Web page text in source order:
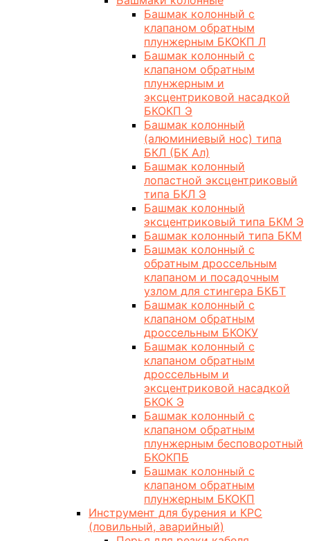
Башмак колонный с
клапаном обратным
плунжерным БКОКП Л
Башмак колонный с
клапаном обратным
плунжерным и
эксцентриковой насадкой
БКОКП Э
Башмак колонный
(алюминиевый нос) типа
БКЛ (БК Ал)
Башмак колонный
лопастной эксцентриковый
типа БКЛ Э
Башмак колонный
эксцентриковый типа БКМ Э
Башмак колонный типа БКМ
Башмак колонный с
обратным дроссельным
клапаном и посадочным
узлом для стингера БКБТ
Башмак колонный с
клапаном обратным
дроссельным БКОКУ
Башмак колонный с
клапаном обратным
дроссельным и
эксцентриковой насадкой
БКОК Э
Башмак колонный с
клапаном обратным
плунжерным бесповоротный
БКОКПБ
Башмак колонный с
клапаном обратным
плунжерным БКОКП
Инструмент для бурения и КРС
(ловильный, аварийный)